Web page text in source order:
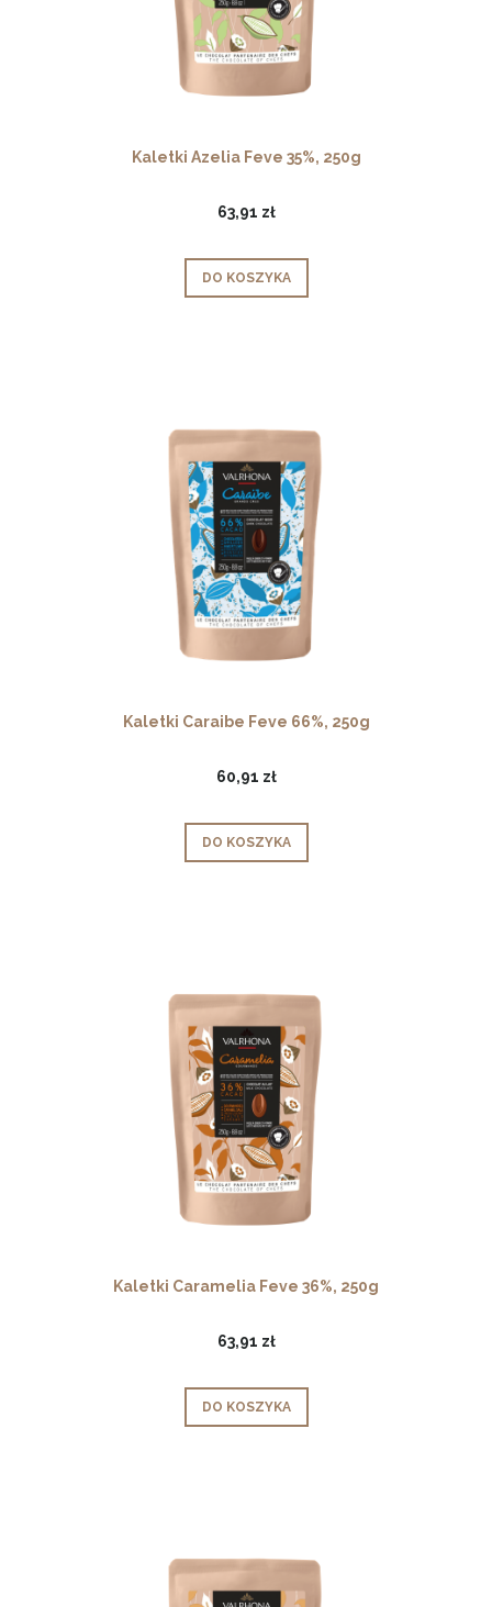
Kaletki Azelia Feve 35%, 250g
63,91 zł
DO KOSZYKA
Kaletki Caraibe Feve 66%, 250g
60,91 zł
DO KOSZYKA
Kaletki Caramelia Feve 36%, 250g
63,91 zł
DO KOSZYKA